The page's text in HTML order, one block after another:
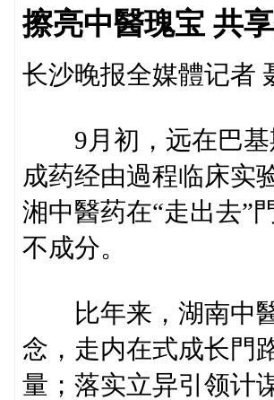
擦亮中醫瑰宝 共
长沙晚报全媒體记者
9月初，远在巴基
成药经由過程临床实
湘中醫药在“走出去”
不成分。
比年来，湖南中醫
念，走内在式成长門
量；落实立异引领计